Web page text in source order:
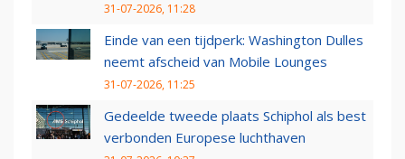
31-07-2026, 11:28
Einde van een tijdperk: Washington Dulles
neemt afscheid van Mobile Lounges
31-07-2026, 11:25
Gedeelde tweede plaats Schiphol als best
verbonden Europese luchthaven